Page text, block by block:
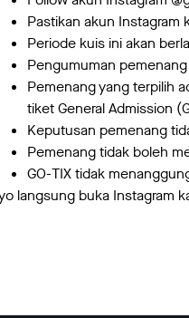
Pastikan akun Instagram
Periode kuis ini akan
Pengumuman
Pemenang yang terpilih
tiket General Admission
Keputusan pemenang
Pemenang tidak boleh
GO-TIX tidak
langsung buka Instagram